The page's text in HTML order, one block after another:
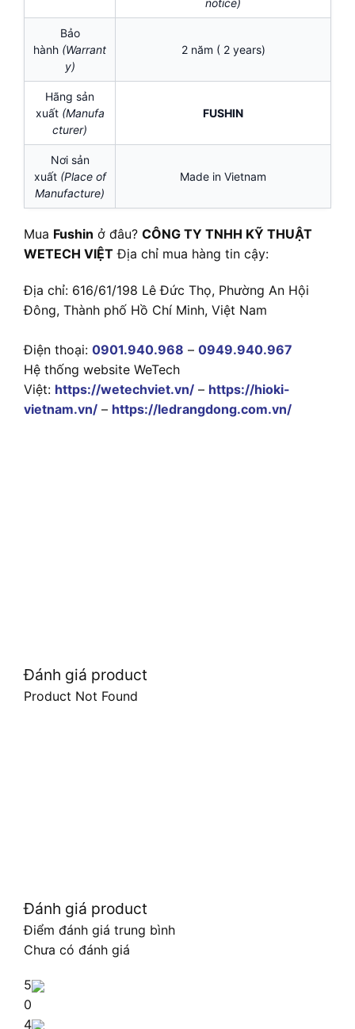
notice)
Bảo
hành (Warrant
y)
2 năm ( 2 years)
Hãng sản
xuất (Manufa
cturer)
FUSHIN
Nơi sản
xuất (Place of
Manufacture)
Made in Vietnam
Mua Fushin ở đâu? CÔNG TY TNHH KỸ THUẬT
WETECH VIỆT Địa chỉ mua hàng tin cậy:
Địa chỉ: 616/61/198 Lê Đức Thọ, Phường An Hội
Đông, Thành phố Hồ Chí Minh, Việt Nam
Điện thoại: 0901.940.968 – 0949.940.967
Hệ thống website WeTech
Việt: https://wetechviet.vn/ – https://hioki-
vietnam.vn/ – https://ledrangdong.com.vn/
Đánh giá product
Product Not Found
Đánh giá product
Điểm đánh giá trung bình
Chưa có đánh giá
5
0
4